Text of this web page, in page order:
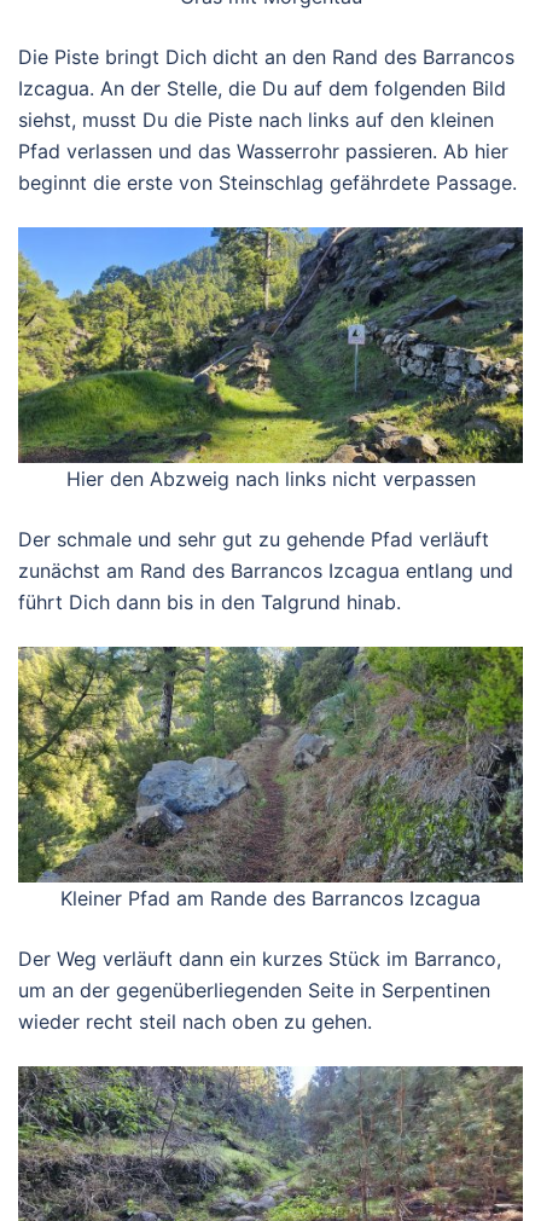
Die Piste bringt Dich dicht an den Rand des Barrancos
Izcagua. An der Stelle, die Du auf dem folgenden Bild
siehst, musst Du die Piste nach links auf den kleinen
Pfad verlassen und das Wasserrohr passieren. Ab hier
beginnt die erste von Steinschlag gefährdete Passage.
Hier den Abzweig nach links nicht verpassen
Der schmale und sehr gut zu gehende Pfad verläuft
zunächst am Rand des Barrancos Izcagua entlang und
führt Dich dann bis in den Talgrund hinab.
Kleiner Pfad am Rande des Barrancos Izcagua
Der Weg verläuft dann ein kurzes Stück im Barranco,
um an der gegenüberliegenden Seite in Serpentinen
wieder recht steil nach oben zu gehen.